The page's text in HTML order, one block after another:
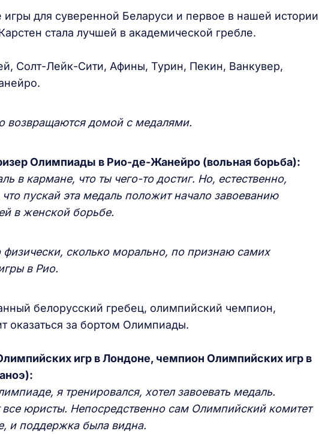
игры для суверенной Беларуси и первое в нашей истории
стала лучшей в академической гребле.
Солт-Лейк-Сити, Афины, Турин, Пекин, Ванкувер,
возвращаются домой с медалями.
Олимпиады в Рио-де-Жанейро (вольная борьба):
в кармане, что ты чего-то достиг. Но, естественно,
пускай эта медаль положит начало завоеванию
в женской борьбе.
сколько морально, по признаю самих
в Рио.
белорусский гребец, олимпийский чемпион,
оказаться за бортом Олимпиады.
игр в Лондоне, чемпион Олимпийских игр в
я тренировался, хотел завоевать медаль.
юристы. Непосредственно сам Олимпийский комитет
и поддержка была видна.